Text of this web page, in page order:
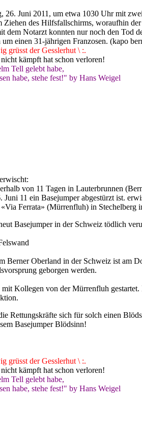
26. Juni 2011, um etwa 1030 Uhr mit
Ziehen des Hilfsfallschirms, woraufhin
dem Notarzt konnten nur noch den Tod
einen 31-jährigen Franzosen. (kapo
grüsst der Gesslerhut \ :.
kämpft hat schon verloren!
Tell gelebt habe,
habe, stehe fest!" by Hans Weigel
von 11 Tagen in Lauterbrunnen
Juni 11 ein Basejumper abgestürzt ist.
Ferrata» (Mürrenfluh) in Stechelberg
Basejumper in der Schweiz tödlich
Berner Oberland in der Schweiz ist am
geborgen werden.
Kollegen von der Mürrenfluh
Rettungskräfte sich für solch einen
Basejumper Blödsinn!
grüsst der Gesslerhut \ :.
kämpft hat schon verloren!
Tell gelebt habe,
habe, stehe fest!" by Hans Weigel